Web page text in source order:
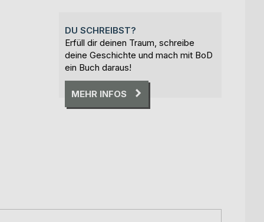
DU SCHREIBST?
Erfüll dir deinen Traum, schreibe
deine Geschichte und mach mit BoD
ein Buch daraus!
MEHR INFOS